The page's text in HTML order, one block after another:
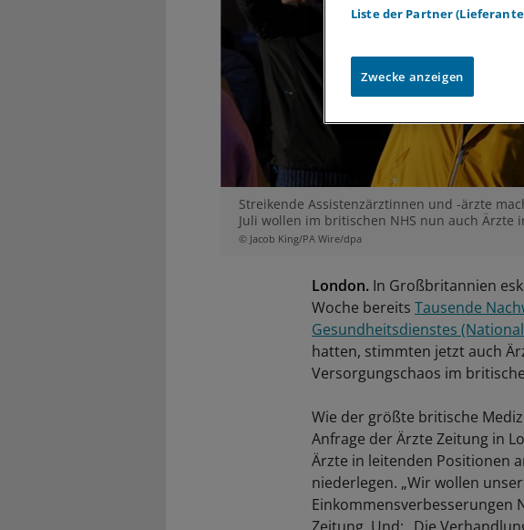
Streikende Assistenzärztinnen und -ärzte
Juli wollen im britischen NHS nun auch Ärzte
© Jacob King/PA Wire/dpa
London. In Großbritannien
Woche bereits Tausende
Gesundheitsdienstes
hatten, stimmten jetzt auch
Versorgungschaos im
Wie der größte britische
Anfrage der Ärzte Zeitung in
Ärzte in leitenden Positionen
niederlegen. „Wir wollen
Einkommensverbesserungen
Liste der Partner
Zwecke anzeigen